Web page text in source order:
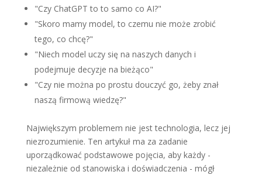
"Czy ChatGPT to to samo co AI?"
"Skoro mamy model, to czemu nie może zrobić
tego, co chcę?"
"Niech model uczy się na naszych danych i
podejmuje decyzje na bieżąco"
"Czy nie można po prostu douczyć go, żeby znał
naszą firmową wiedzę?"
Największym problemem nie jest technologia, lecz jej
niezrozumienie. Ten artykuł ma za zadanie
uporządkować podstawowe pojęcia, aby każdy -
niezależnie od stanowiska i doświadczenia - mógł